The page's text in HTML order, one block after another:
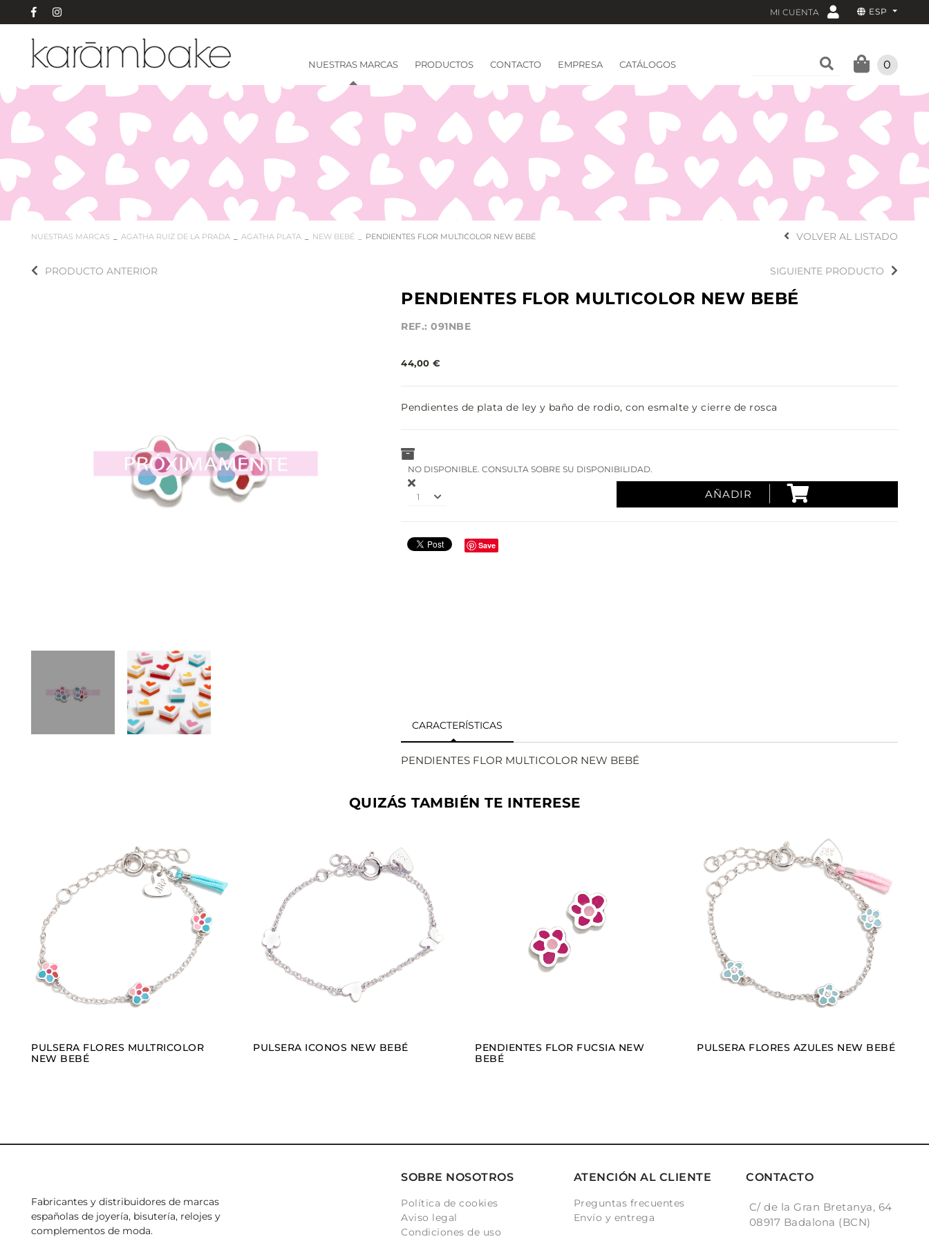
MI CUENTA ESP
NUESTRAS MARCAS PRODUCTOS CONTACTO EMPRESA CATÁLOGOS 0
NUESTRAS MARCAS AGATHA RUIZ DE LA PRADA AGATHA PLATA NEW BEBÉ PENDIENTES FLOR MULTICOLOR NEW BEBÉ VOLVER AL LISTADO
SIGUIENTE PRODUCTO
PRODUCTO ANTERIOR
PENDIENTES FLOR MULTICOLOR NEW BEBÉ
REF.: 091NBE
44,00 €
Pendientes de plata de ley y baño de rodio, con esmalte y cierre de rosca
NO DISPONIBLE. CONSULTA SOBRE SU DISPONIBILIDAD.
1 AÑADIR
Save
CARACTERÍSTICAS
PENDIENTES FLOR MULTICOLOR NEW BEBÉ
QUIZÁS TAMBIÉN TE INTERESE
PULSERA FLORES MULTRICOLOR
NEW BEBÉ
PULSERA ICONOS NEW BEBÉ
VER AÑADIR
PENDIENTES FLOR FUCSIA NEW
BEBÉ
PULSERA FLORES AZULES NEW BEBÉ
Fabricantes y distribuidores de marcas
españolas de joyería, bisutería, relojes y
complementos de moda.
SOBRE NOSOTROS
Política de cookies
Aviso legal
Condiciones de uso
ATENCIÓN AL CLIENTE
Preguntas frecuentes
Envío y entrega
CONTACTO
C/ de la Gran Bretanya, 64
08917 Badalona (BCN)